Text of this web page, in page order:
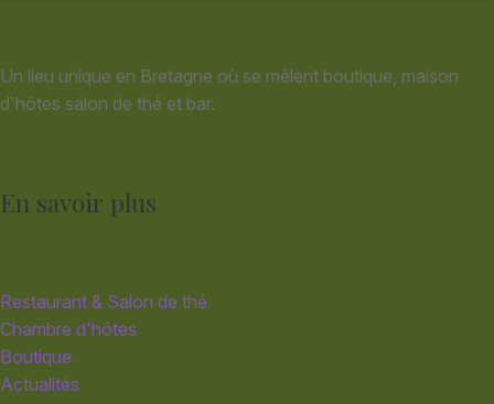
Un lieu unique en Bretagne où se mêlent boutique, maison
d'hôtes salon de thé et bar.
En savoir plus
Restaurant & Salon de thé
Chambre d'hôtes
Boutique
Actualités